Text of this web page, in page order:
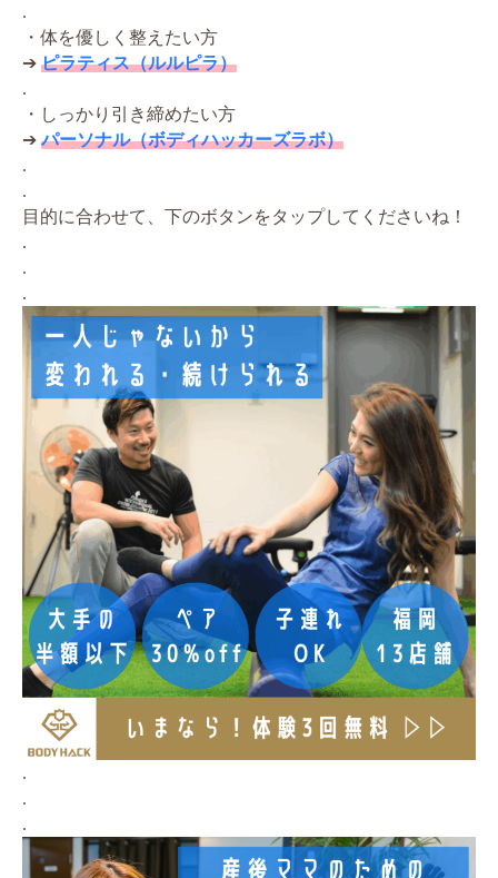
.
・体を優しく整えたい方
➔ ピラティス（ルルピラ）
.
・しっかり引き締めたい方
➔パーソナル（ボディハッカーズラボ）
.
.
目的に合わせて、下のボタンをタップしてくださいね！
.
.
.
.
.
.